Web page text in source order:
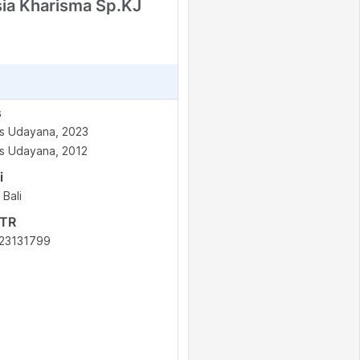
Kharisma Sp.KJ
Udayana, 2023
Udayana, 2012